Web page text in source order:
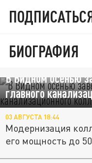
БИОГРАФИЯ
В Видном осенью
главного
03 АВГУСТА 18:44
Модернизация
его мощность до